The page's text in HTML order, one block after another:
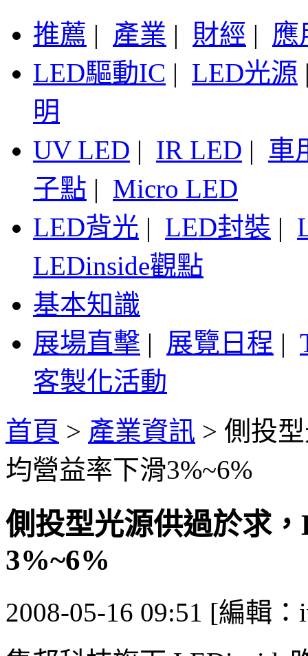
推薦 | 產業 | 財經 | 應
LED驅動IC | LED光源
明
UV LED | IR LED | 車
子點 | Micro LED
LED背光 | LED封裝 |
LEDinside觀點
基本知識
展場直擊 | 展覽日程 |
客製化活動
首頁 > 產業資訊 > 側投
均營益率下滑3%~6%
側投型光源供過於求
3%~6%
2008-05-16 09:51 [編輯：